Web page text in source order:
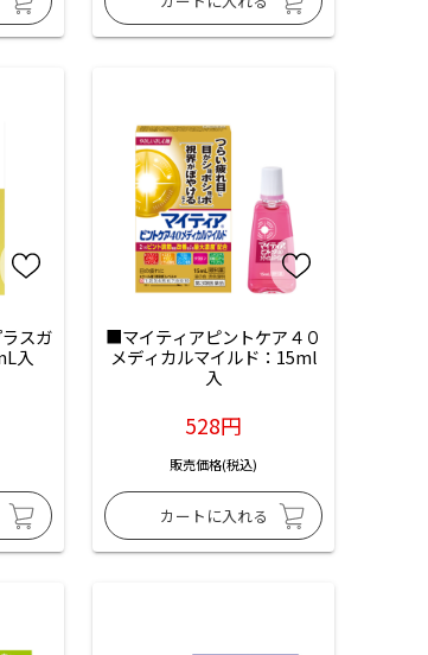
スガ
入
■マイティアピントケア４０
メディカルマイルド：15ml
入
528円
販売価格(税込)